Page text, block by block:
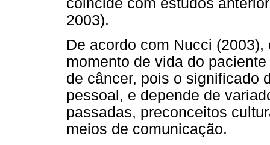
coincide com estudos
2003).
De acordo com Nucci
momento de vida do
de câncer, pois o significado
pessoal, e depende de
passadas, preconceitos
meios de comunicação.